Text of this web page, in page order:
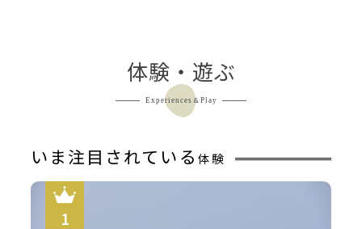
体験・遊ぶ
Experiences＆Play
いま注目されている 体験